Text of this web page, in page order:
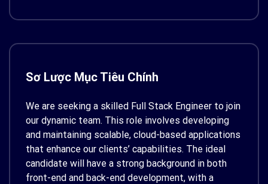
Sơ Lược Mục Tiêu Chính
We are seeking a skilled Full Stack Engineer to join
our dynamic team. This role involves developing
and maintaining scalable, cloud-based applications
that enhance our clients’ capabilities. The ideal
candidate will have a strong background in both
front-end and back-end development, with a